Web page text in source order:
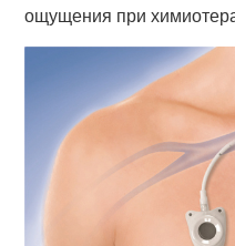
ощущения при